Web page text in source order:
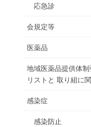
応急診
会規定等
医薬品
地域医薬品提供体
リストと 取り組に
感染症
感染防止